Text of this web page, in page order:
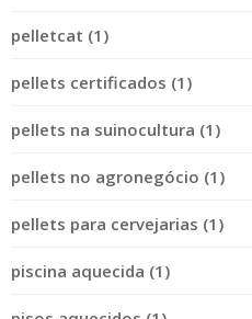
pelletcat (1)
pellets certificados (1)
pellets na suinocultura (1)
pellets no agronegócio (1)
pellets para cervejarias (1)
piscina aquecida (1)